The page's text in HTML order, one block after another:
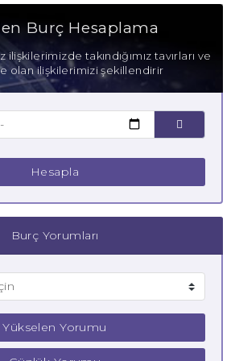
Anne Yay Burcu
Baba Yay Burcu
Burç Hesaplama
takındığımız tavırları ve
olan ilişkilerimizi şekillendirir
Hesapla
Burç Yorumları
Yükselen Yorumu